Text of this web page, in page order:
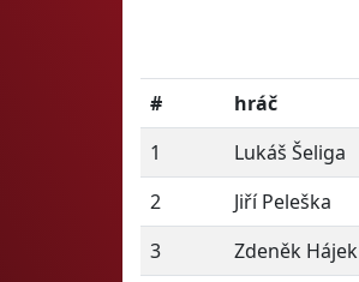
#
hráč
1
Lukáš Šeliga
2
Jiří Peleška
3
Zdeněk Hájek